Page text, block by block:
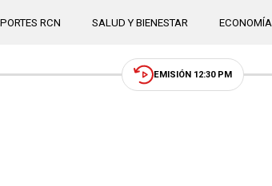
RCN SALUD Y BIENESTAR ECONOMÍA
EMISIÓN 12:30 PM